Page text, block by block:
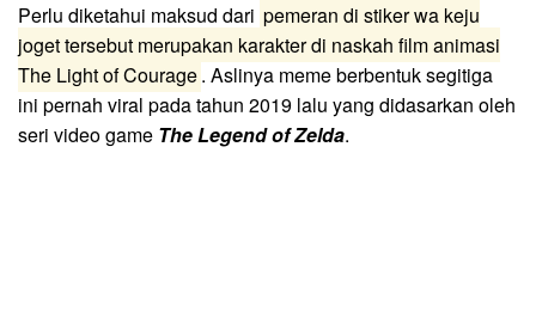
Perlu diketahui maksud dari pemeran di stiker wa keju
joget tersebut merupakan karakter di naskah film animasi
The Light of Courage. Aslinya meme berbentuk segitiga
ini pernah viral pada tahun 2019 lalu yang didasarkan oleh
seri video game The Legend of Zelda.